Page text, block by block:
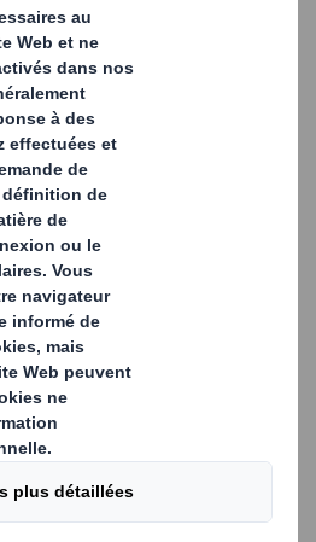
Fruits et
des comportements des
légaux affectant
alimentaire, DS Smith est fier
de fruits et légumes en
que la normalisation
stratégies pour transporter
efficace et rentable. Nos experts
en profondeur votre
et de concevoir avec vous
le mieux à vos besoins